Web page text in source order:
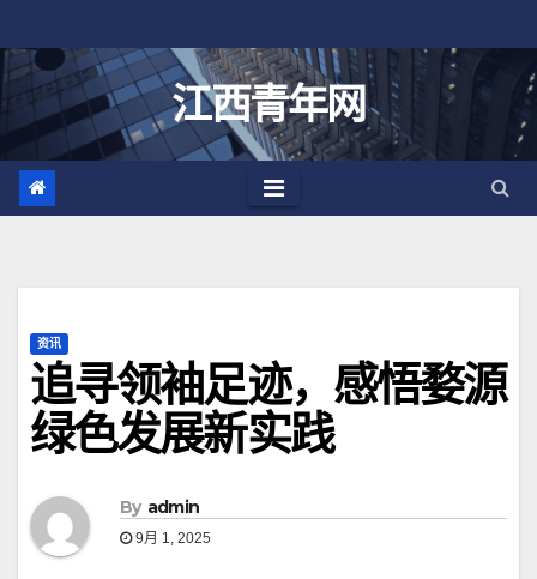
至
江西青年网
资讯
追寻领袖足迹，感悟婺源
绿色发展新实践
By admin
9月 1, 2025